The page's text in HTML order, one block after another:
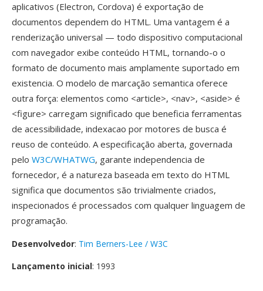
aplicativos (Electron, Cordova) é exportação de
documentos dependem do HTML. Uma vantagem é a
renderização universal — todo dispositivo computacional
com navegador exibe conteúdo HTML, tornando-o o
formato de documento mais amplamente suportado em
existencia. O modelo de marcação semantica oferece
outra força: elementos como <article>, <nav>, <aside> é
<figure> carregam significado que beneficia ferramentas
de acessibilidade, indexacao por motores de busca é
reuso de conteúdo. A especificação aberta, governada
pelo W3C/WHATWG, garante independencia de
fornecedor, é a natureza baseada em texto do HTML
significa que documentos são trivialmente criados,
inspecionados é processados com qualquer linguagem de
programação.
Desenvolvedor: Tim Berners-Lee / W3C
Lançamento inicial: 1993